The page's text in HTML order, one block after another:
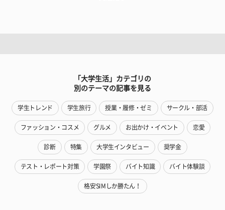
「大学生活」カテゴリの
別のテーマの記事を見る
学生トレンド 学生旅行 授業・履修・ゼミ サークル・部活
ファッション・コスメ グルメ お出かけ・イベント 恋愛
診断 特集 大学生インタビュー 奨学金
テスト・レポート対策 学園祭 バイト知識 バイト体験談
格安SIMしか勝たん！